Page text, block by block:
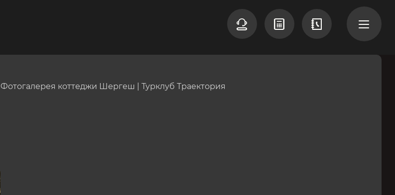
Фотогалерея коттеджи Шергеш | Турклуб Траектория